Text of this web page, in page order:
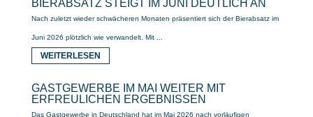
BIERABSATZ STEIGT IM JUNI DEUTLICH AN
Nach zuletzt wieder schwächeren Monaten präsentiert sich der Bierabsatz im
Juni 2026 plötzlich wie verwandelt. Mit ...
WEITERLESEN
GASTGEWERBE IM MAI WEITER MIT
ERFREULICHEN ERGEBNISSEN
Das Gastgewerbe in Deutschland hat im Mai 2026 nach vorläufigen